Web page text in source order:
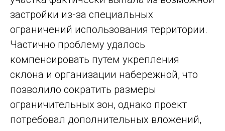
застройки из-за специальных
ограничений использования территории.
Частично проблему удалось
компенсировать путем укрепления
склона и организации набережной, что
позволило сократить размеры
ограничительных зон, однако проект
потребовал дополнительных вложений,